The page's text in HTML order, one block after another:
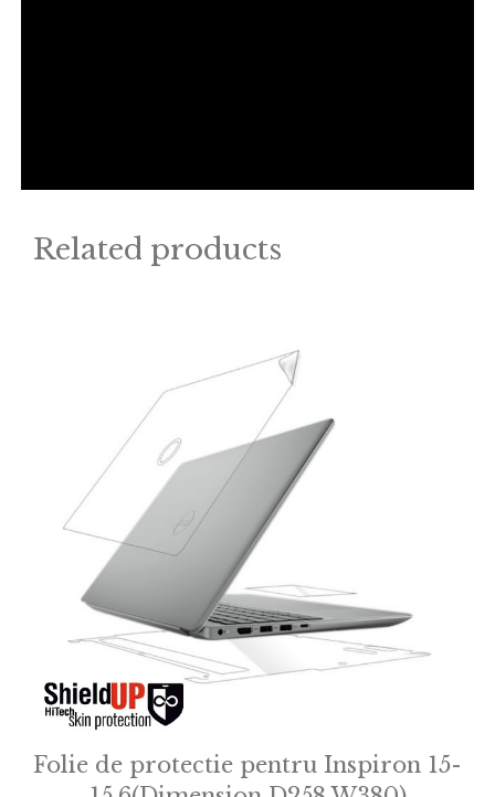
Related products
Folie de protectie pentru Inspiron 15-